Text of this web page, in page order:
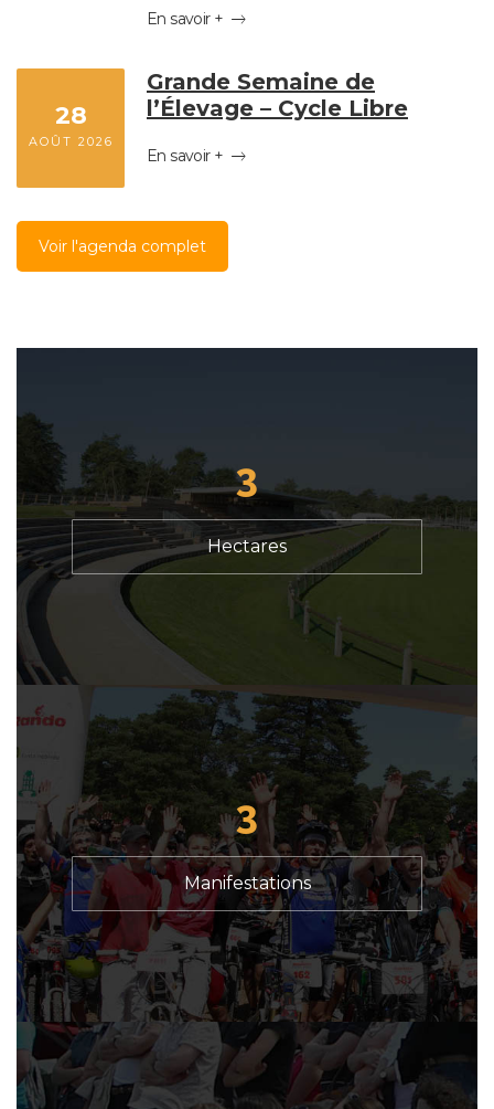
En savoir +
28
AOÛT 2026
Grande Semaine de
l’Élevage – Cycle Libre
En savoir +
Voir l'agenda complet
3
Hectares
3
Manifestations